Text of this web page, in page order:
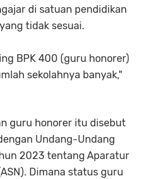
di satuan pendidikan
tidak sesuai.
BPK 400 (guru honorer)
sekolahnya banyak,"
guru honorer itu disebut
Undang-Undang
2023 tentang Aparatur
Dimana status guru